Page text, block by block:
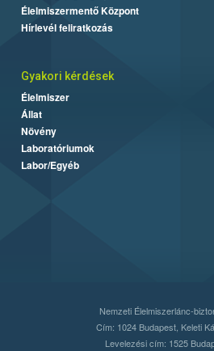
Élelmiszermentő Központ
Hírlevél feliratkozás
Gyakori kérdések
Élelmiszer
Állat
Növény
Laboratóriumok
Labor/Egyéb
Nemzeti Élelmiszerlánc-
Cím: 1024 Budapest, Keleti
Levelezési cím: 1525